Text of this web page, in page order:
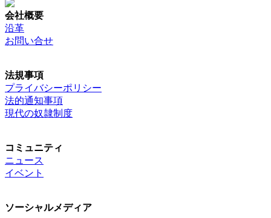
会社概要
沿革
お問い合せ
法規事項
プライバシーポリシー
法的通知事項
現代の奴隷制度
コミュニティ
ニュース
イベント
ソーシャルメディア